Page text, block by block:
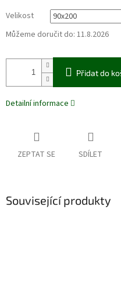
Velikost
Můžeme doručit do: 11.8.2026
Přidat do
Detailní informace
ZEPTAT SE SDÍLET
Související produkty